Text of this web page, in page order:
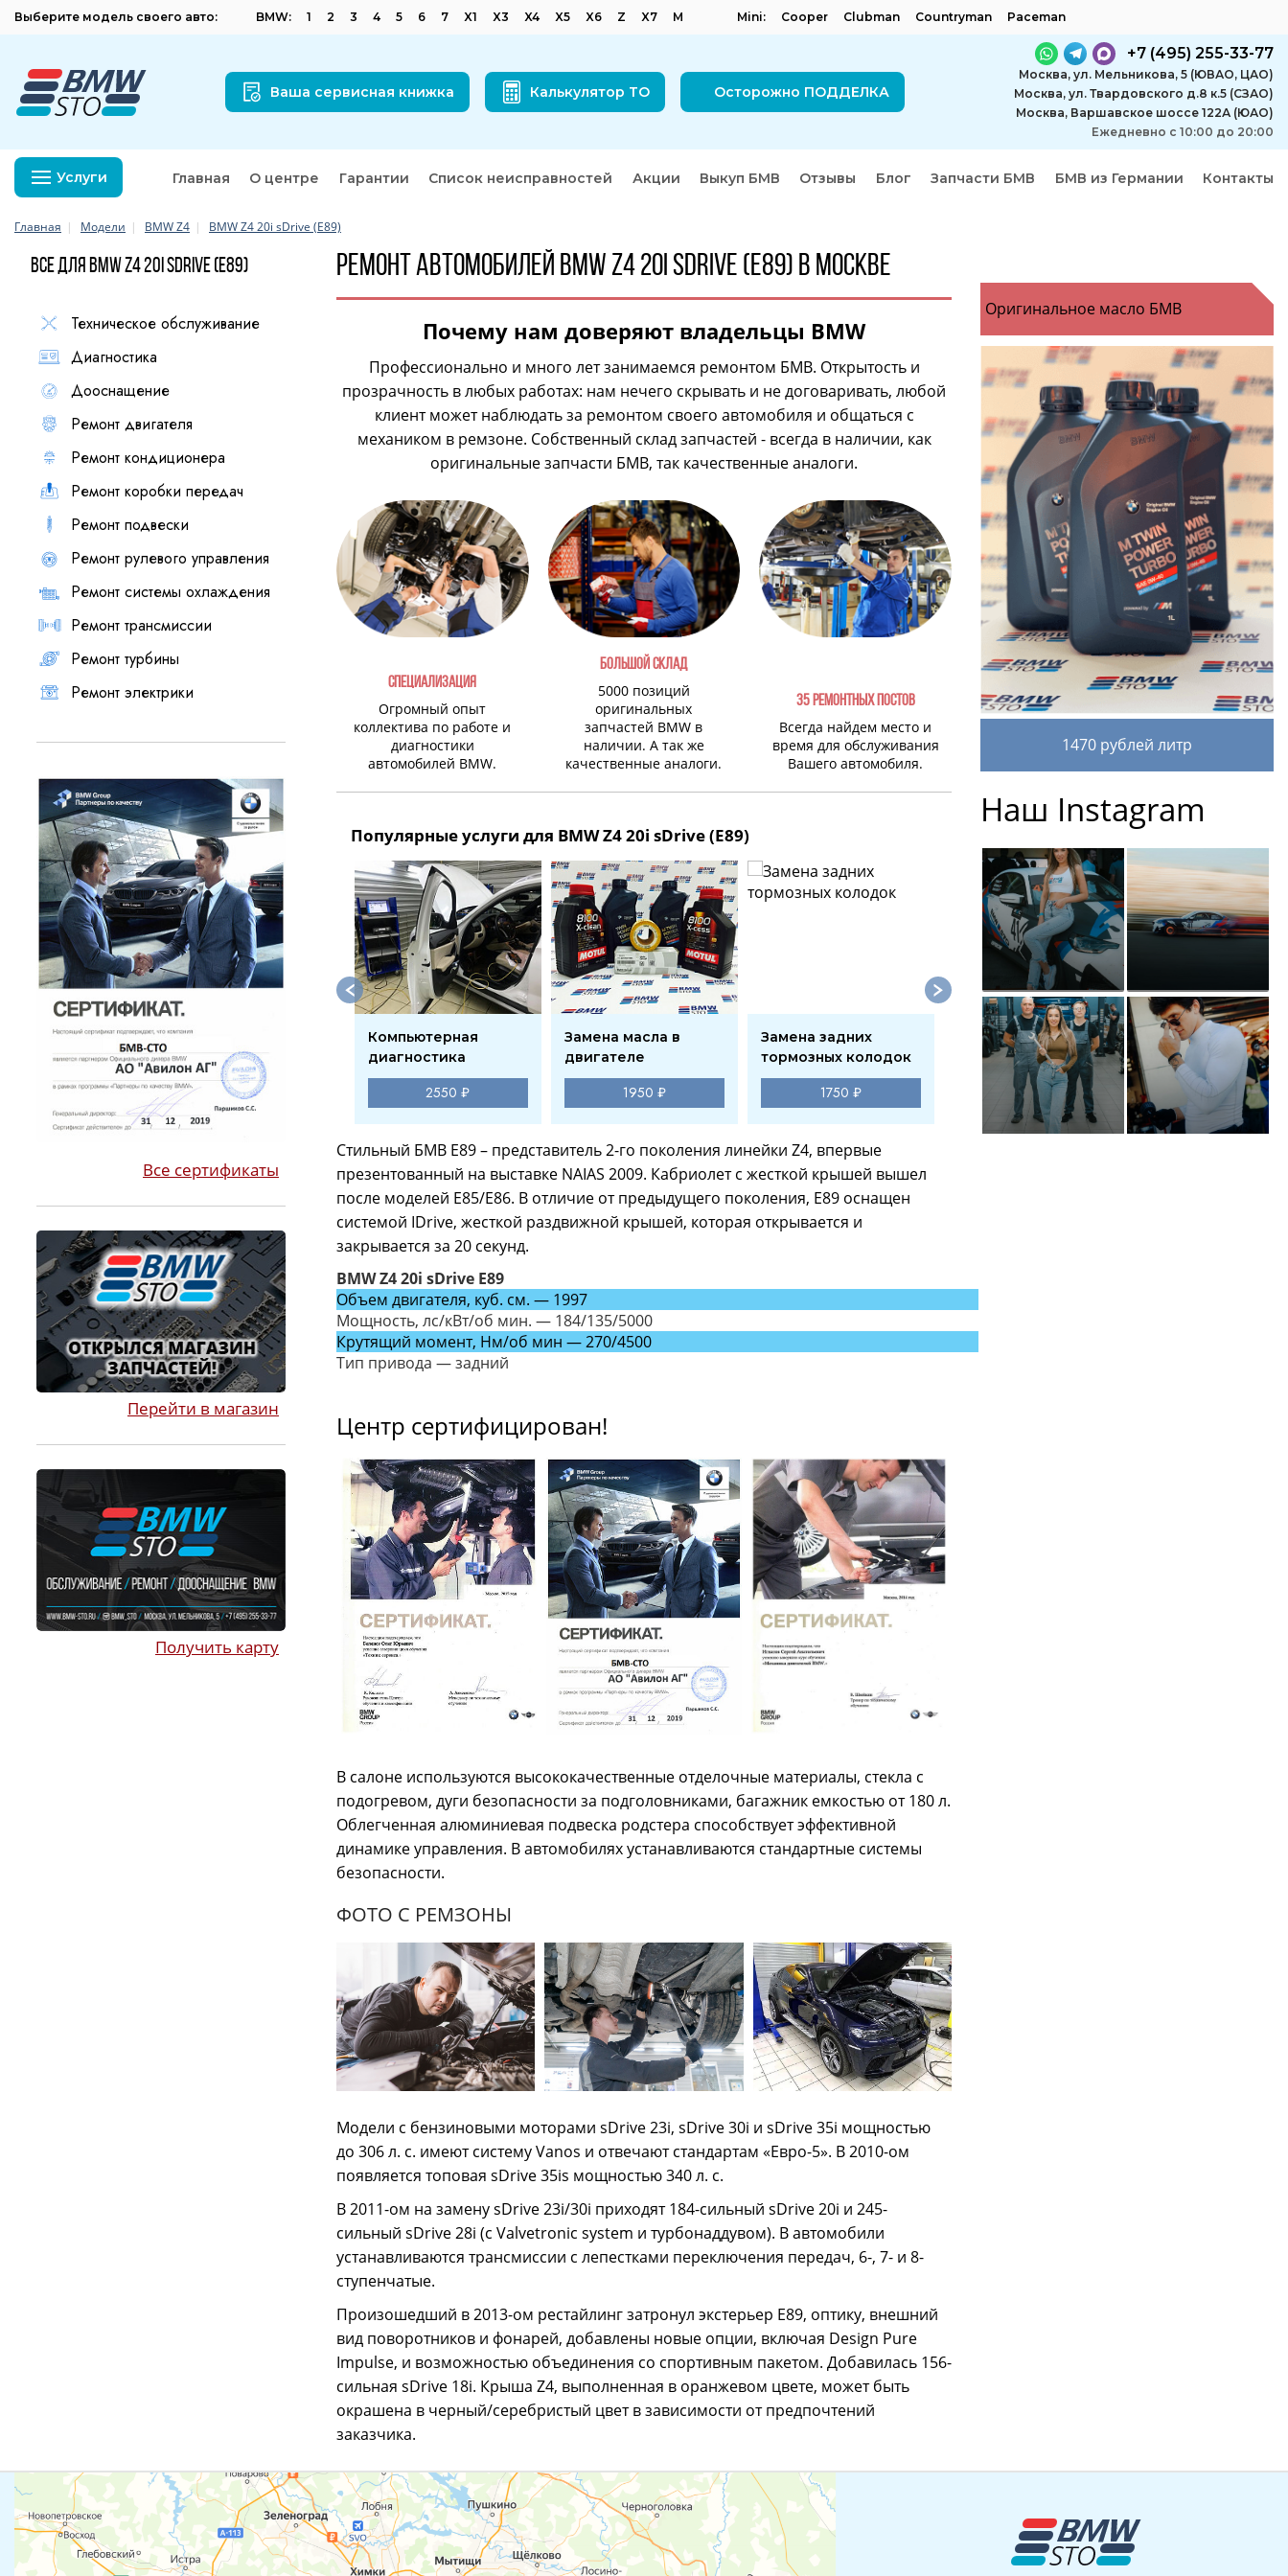
Выберите модель своего авто: BMW: 1 2 3 4 5 6 7 X1 X3 X4 X5 X6 Z X7 M Mini: Cooper Clubman Countryman Paceman
Ваша сервисная книжка Калькулятор ТО Осторожно ПОДДЕЛКА
+7 (495) 255-33-77
Москва, ул. Мельникова, 5 (ЮВАО, ЦАО)
Москва, ул. Твардовского д.8 к.5 (СЗАО)
Москва, Варшавское шоссе 122А (ЮАО)
Ежедневно с 10:00 до 20:00
Услуги Главная О центре Гарантии Список неисправностей Акции Выкуп БМВ Отзывы Блог Запчасти БМВ БМВ из Германии Контакты
Главная Модели BMW Z4 BMW Z4 20i sDrive (E89)
Ремонт автомобилей BMW Z4 20i sDrive (E89) в Москве
Почему нам доверяют владельцы BMW
Профессионально и много лет занимаемся ремонтом БМВ. Открытость и
прозрачность в любых работах: нам нечего скрывать и не договаривать, любой
клиент может наблюдать за ремонтом своего автомобиля и общаться с
механиком в ремзоне. Собственный склад запчастей - всегда в наличии, как
оригинальные запчасти БМВ, так качественные аналоги.
СПЕЦИАЛИЗАЦИЯ
Огромный опыт
коллектива по работе и
диагностики
автомобилей BMW.
БОЛЬШОЙ СКЛАД
5000 позиций
оригинальных
запчастей BMW в
наличии. А так же
качественные аналоги.
35 РЕМОНТНЫХ ПОСТОВ
Всегда найдем место и
время для обслуживания
Вашего автомобиля.
Популярные услуги для BMW Z4 20i sDrive (E89)
1650 ₽
Диагностика АКПП
1650 ₽
Компьютерная
диагностика
2550 ₽
Замена масла в
двигателе
1950 ₽
Замена задних
тормозных колодок
1750 ₽
Замена передних
тормозных дисков
3300 ₽
Замена задних
тормозных
3300 ₽
Стильный БМВ E89 – представитель 2-го поколения линейки Z4, впервые
презентованный на выставке NAIAS 2009. Кабриолет с жесткой крышей вышел
после моделей E85/E86. В отличие от предыдущего поколения, Е89 оснащен
системой IDrive, жесткой раздвижной крышей, которая открывается и
закрывается за 20 секунд.
BMW Z4 20i sDrive E89
Объем двигателя, куб. см. — 1997
Мощность, лс/кВт/об мин. — 184/135/5000
Крутящий момент, Нм/об мин — 270/4500
Тип привода — задний
Центр сертифицирован!
В салоне используются высококачественные отделочные материалы, стекла с
подогревом, дуги безопасности за подголовниками, багажник емкостью от 180 л.
Облегченная алюминиевая подвеска родстера способствует эффективной
динамике управления. В автомобилях устанавливаются стандартные системы
безопасности.
ФОТО С РЕМЗОНЫ
Модели с бензиновыми моторами sDrive 23i, sDrive 30i и sDrive 35i мощностью
до 306 л. с. имеют систему Vanos и отвечают стандартам «Евро-5». В 2010-ом
появляется топовая sDrive 35is мощностью 340 л. с.
В 2011-ом на замену sDrive 23i/30i приходят 184-сильный sDrive 20i и 245-
сильный sDrive 28i (с Valvetronic system и турбонаддувом). В автомобили
устанавливаются трансмиссии с лепестками переключения передач, 6-, 7- и 8-
ступенчатые.
Произошедший в 2013-ом рестайлинг затронул экстерьер E89, оптику, внешний
вид поворотников и фонарей, добавлены новые опции, включая Design Pure
Impulse, и возможностью объединения со спортивным пакетом. Добавилась 156-
сильная sDrive 18i. Крыша Z4, выполненная в оранжевом цвете, может быть
окрашена в черный/серебристый цвет в зависимости от предпочтений
заказчика.
Все для BMW Z4 20i sDrive (E89)
Техническое обслуживание
Диагностика
Дооснащение
Ремонт двигателя
Ремонт кондиционера
Ремонт коробки передач
Ремонт подвески
Ремонт рулевого управления
Ремонт системы охлаждения
Ремонт трансмиссии
Ремонт турбины
Ремонт электрики
Все сертификаты
Перейти в магазин
Получить карту
Оригинальное масло БМВ
1470 рублей литр
Наш Instagram